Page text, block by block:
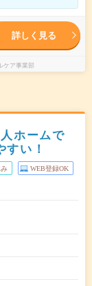
詳しく見る
ケア事業部
ホームで
い！
WEB登録OK